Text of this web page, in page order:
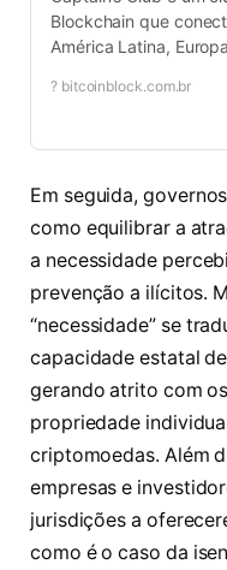
Blockchain que
América Latina,
? bitcoinblock.com.br
Em seguida,
como equilibrar a
a necessidade
prevenção a ilícitos.
“necessidade” se
capacidade estatal
gerando atrito com
propriedade
criptomoedas. Além
empresas e
jurisdições a
como é o caso da